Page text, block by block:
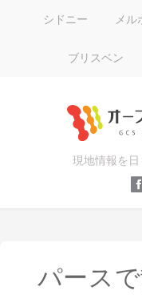
シドニー メル
ブリスベン
現地情報を
パース